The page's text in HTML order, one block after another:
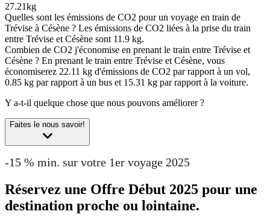
27.21kg
Quelles sont les émissions de CO2 pour un voyage en train de
Trévise à Césène ? Les émissions de CO2 liées à la prise du train
entre Trévise et Césène sont 11.9 kg.
Combien de CO2 j'économise en prenant le train entre Trévise et
Césène ? En prenant le train entre Trévise et Césène, vous
économiserez 22.11 kg d'émissions de CO2 par rapport à un vol,
0.85 kg par rapport à un bus et 15.31 kg par rapport à la voiture.
Y a-t-il quelque chose que nous pouvons améliorer ?
Faites le nous savoir!
-15 % min. sur votre 1er voyage 2025
Réservez une Offre Début 2025 pour une
destination proche ou lointaine.